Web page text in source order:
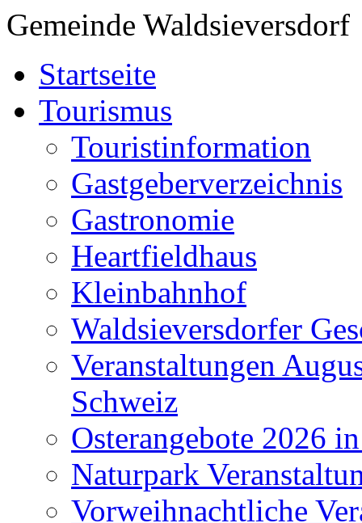
Gemeinde Waldsieversdorf
Startseite
Tourismus
Touristinformation
Gastgeberverzeichnis
Gastronomie
Heartfieldhaus
Kleinbahnhof
Waldsieversdorfer
Veranstaltungen
Schweiz
Osterangebote 2026
Naturpark
Vorweihnachtliche